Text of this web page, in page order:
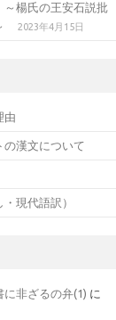
楊氏の王安石説批
2023年4月15日
由
の漢文について
現代語訳）
非ざるの弁(1) に